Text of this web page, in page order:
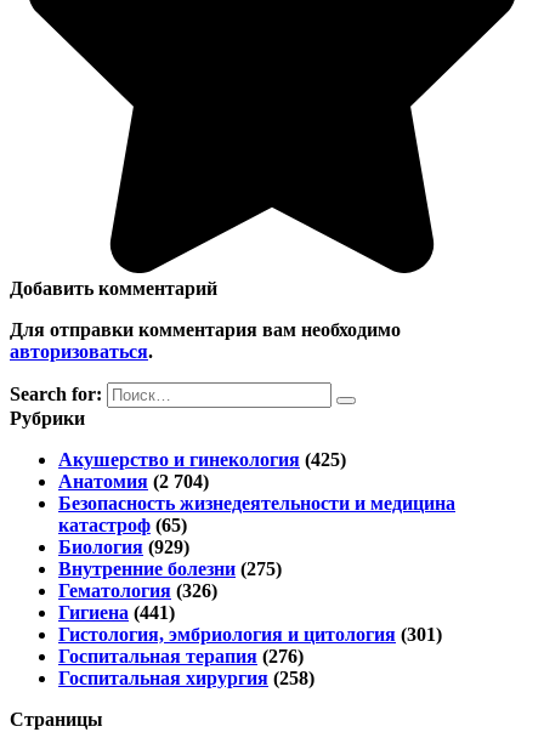
Добавить комментарий
Для отправки комментария вам необходимо
авторизоваться.
Search for:
Рубрики
Акушерство и гинекология (425)
Анатомия (2 704)
Безопасность жизнедеятельности и медицина
катастроф (65)
Биология (929)
Внутренние болезни (275)
Гематология (326)
Гигиена (441)
Гистология, эмбриология и цитология (301)
Госпитальная терапия (276)
Госпитальная хирургия (258)
Страницы